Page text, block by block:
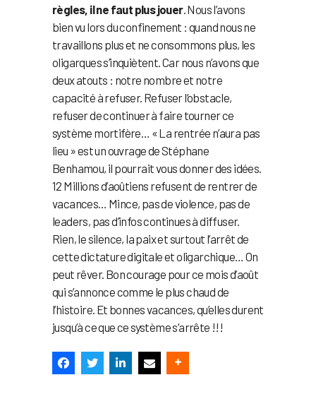
règles, il ne faut plus jouer. Nous l’avons
bien vu lors du confinement : quand nous ne
travaillons plus et ne consommons plus, les
oligarques s’inquiètent. Car nous n’avons que
deux atouts : notre nombre et notre
capacité à refuser. Refuser l’obstacle,
refuser de continuer à faire tourner ce
système mortifère… « La rentrée n’aura pas
lieu » est un ouvrage de Stéphane
Benhamou, il pourrait vous donner des idées.
12 Millions d’aoûtiens refusent de rentrer de
vacances… Mince, pas de violence, pas de
leaders, pas d’infos continues à diffuser.
Rien, le silence, la paix et surtout l’arrêt de
cette dictature digitale et oligarchique… On
peut rêver. Bon courage pour ce mois d’août
qui s’annonce comme le plus chaud de
l’histoire. Et bonnes vacances, qu’elles durent
jusqu’à ce que ce système s’arrête !!!